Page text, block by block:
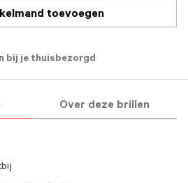
toevoegen
bij je thuisbezorgd
Over deze brillen